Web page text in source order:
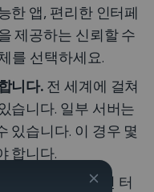
한 앱, 편리한 인터페
제공하는 신뢰할 수
를 선택하세요.
니다. 전 세계에 걸쳐
습니다. 일부 서버는
있습니다. 이 경우 몇
합니다.
데이터가 암호화된 터